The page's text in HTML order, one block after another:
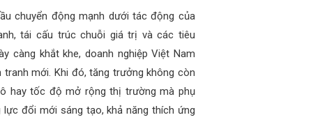
chuyển động mạnh dưới tác động của
tái cấu trúc chuỗi giá trị và các tiêu
càng khắt khe, doanh nghiệp Việt Nam
mới. Khi đó, tăng trưởng không còn
hay tốc độ mở rộng thị trường mà phụ
đổi mới sáng tạo, khả năng thích ứng